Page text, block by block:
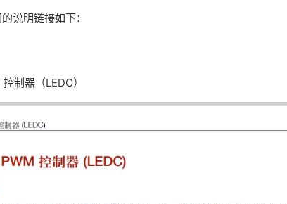
说明链接如下：
制器（LEDC）